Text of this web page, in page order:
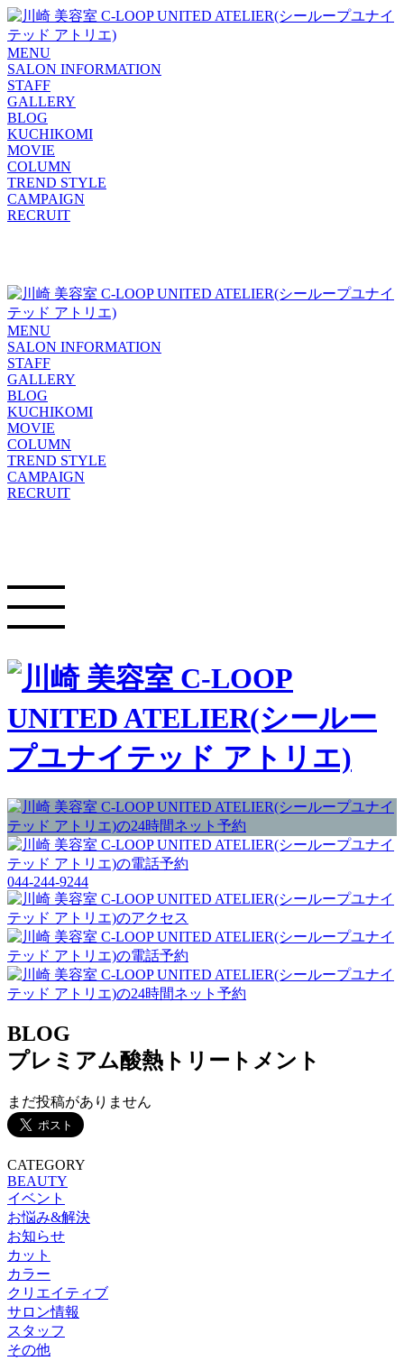
MENU
SALON INFORMATION
STAFF
GALLERY
BLOG
KUCHIKOMI
MOVIE
COLUMN
TREND STYLE
CAMPAIGN
RECRUIT
MENU
SALON INFORMATION
STAFF
GALLERY
BLOG
KUCHIKOMI
MOVIE
COLUMN
TREND STYLE
CAMPAIGN
RECRUIT
044-244-9244
BLOG
プレミアム酸熱トリートメント
まだ投稿がありません
CATEGORY
BEAUTY
イベント
お悩み&解決
お知らせ
カット
カラー
クリエイティブ
サロン情報
スタッフ
その他